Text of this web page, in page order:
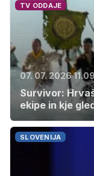
TV ODDAJE
07. 07. 2026 11.09
Survivor:
ekipe in kje
SLOVENIJA